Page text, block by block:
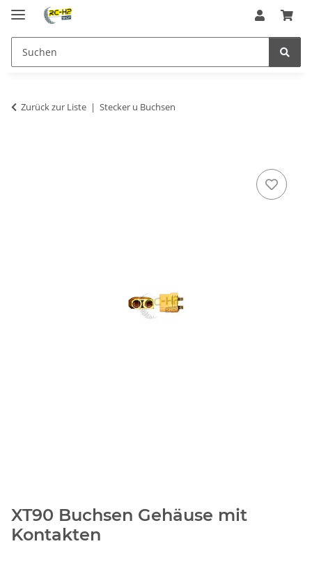
Zurück zur Liste Stecker u Buchsen
XT90 Buchsen Gehäuse mit
Kontakten